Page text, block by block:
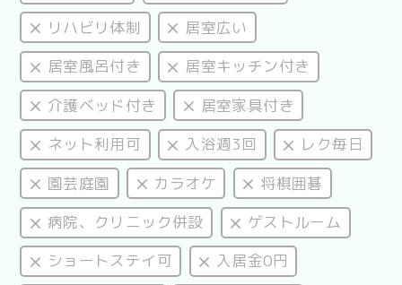
リハビリ体制
居室広い
居室風呂付き
居室キッチン付き
介護ベッド付き
居室家具付き
ネット利用可
入浴週3回
レク毎日
園芸庭園
カラオケ
将棋囲碁
病院、クリニック併設
ゲストルーム
ショートステイ可
入居金0円